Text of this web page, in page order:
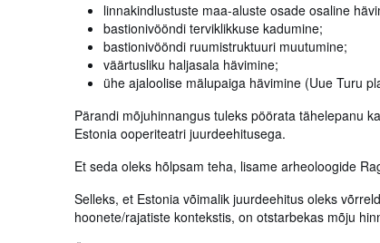
linnakindlustuste maa-aluste osade osaline
bastionivööndi terviklikkuse kadumine;
bastionivööndi ruumistruktuuri muutumine;
väärtusliku haljasala hävimine;
ühe ajaloolise mälupaiga hävimine (Uue Turu
Pärandi mõjuhinnangus tuleks pöörata tähelepanu
Estonia ooperiteatri juurdeehitusega.
Et seda oleks hõlpsam teha, lisame arheoloogide
Selleks, et Estonia võimalik juurdeehitus oleks
hoonete/rajatiste kontekstis, on otstarbekas mõju